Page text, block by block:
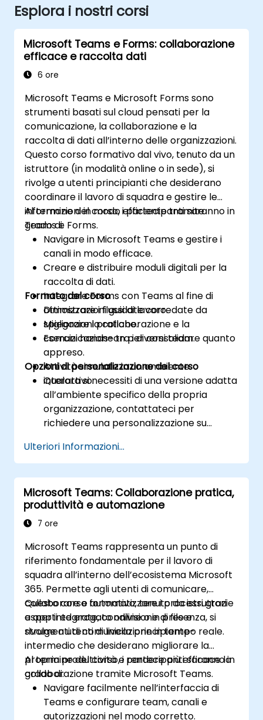
Esplora i nostri corsi
Microsoft Teams e Forms: collaborazione
efficace e raccolta dati
6 ore
Microsoft Teams e Microsoft Forms sono
strumenti basati sul cloud pensati per la
comunicazione, la collaborazione e la
raccolta di dati all’interno delle organizzazioni.
Questo corso formativo dal vivo, tenuto da un
istruttore (in modalità online o in sede), si
rivolge a utenti principianti che desiderano
coordinare il lavoro di squadra e gestire le
informazioni in modo efficiente tramite
Teams e Forms.
Al termine del corso, i partecipanti saranno in
grado di:
Navigare in Microsoft Teams e gestire i
canali in modo efficace.
Creare e distribuire moduli digitali per la
raccolta di dati.
Integrare Forms con Teams al fine di
ottimizzare i flussi di lavoro.
Migliorare la collaborazione e la
comunicazione tra i diversi team.
Formato del corso
Dimostrazioni guidate corredate da
spiegazioni pratiche.
Esercizi hands-on per consolidare quanto
appreso.
Attività simulate in un ambiente
interattivo.
Opzioni di personalizzazione del corso
Qualora si necessiti di una versione adatta
all’ambiente specifico della propria
organizzazione, contattateci per
richiedere una personalizzazione su
Ulteriori Informazioni...
Microsoft Teams: Collaborazione pratica,
produttività e automazione
7 ore
Microsoft Teams rappresenta un punto di
riferimento fondamentale per il lavoro di
squadra all’interno dell’ecosistema Microsoft
365. Permette agli utenti di comunicare,
collaborare e automatizzare i processi grazie
a app integrate, condivisione di file e
strumenti di comunicazione in tempo reale.
Questo corso formativo, tenuto da istruttori
esperti ed erogato online o in presenza, si
rivolge a utenti di livello principiante-
intermedio che desiderano migliorare la
propria produttività e rendere più efficace la
collaborazione tramite Microsoft Teams.
Al termine del corso, i partecipanti saranno in
grado di:
Navigare facilmente nell’interfaccia di
Teams e configurare team, canali e
autorizzazioni nel modo corretto.